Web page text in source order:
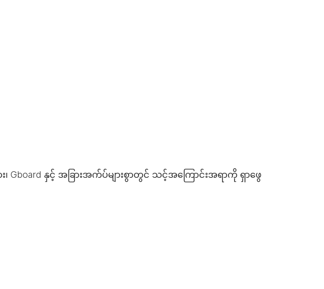
Gboard နှင့် အခြားအက်ပ်များစွာတွင် သင့်အကြောင်းအရာကို ရှာဖွေ